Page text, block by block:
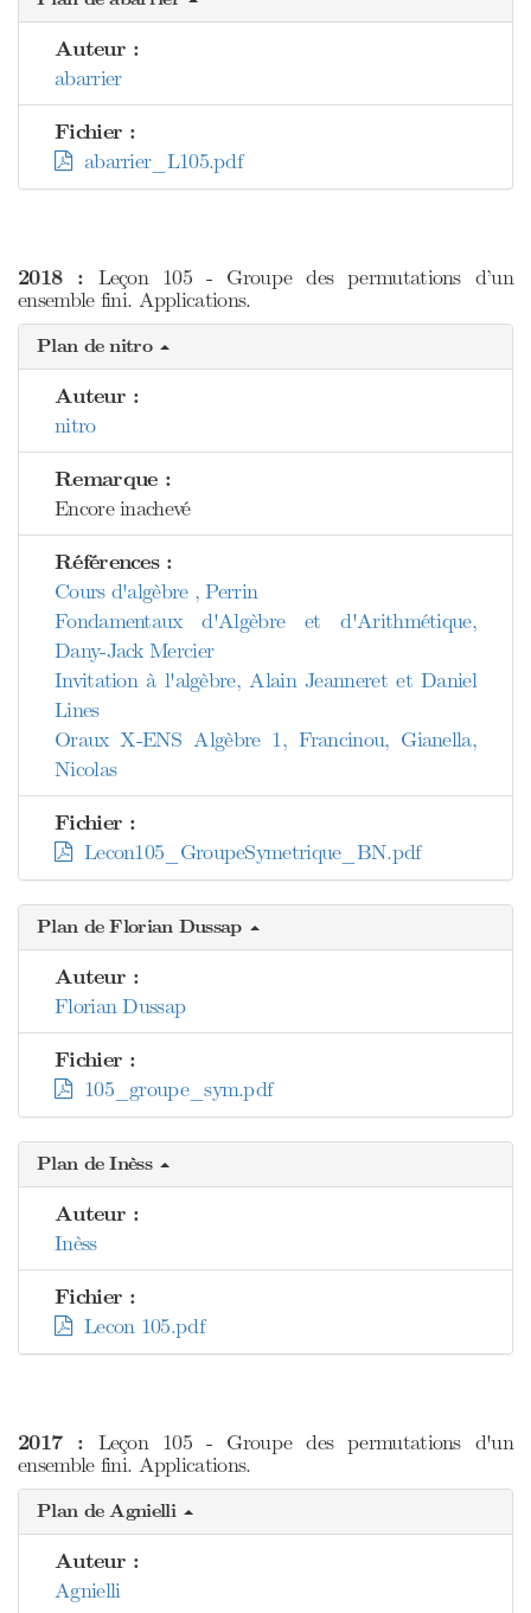
Auteur :
abarrier
Fichier :
abarrier_L105.pdf
2018 : Leçon 105 - Groupe des permutations d’un
ensemble fini. Applications.
Plan de nitro
Auteur :
nitro
Remarque :
Encore inachevé
Références :
Cours d'algèbre , Perrin
Fondamentaux d'Algèbre et d'Arithmétique,
Dany-Jack Mercier
Invitation à l'algèbre, Alain Jeanneret et Daniel
Lines
Oraux X-ENS Algèbre 1, Francinou, Gianella,
Nicolas
Fichier :
Lecon105_GroupeSymetrique_BN.pdf
Plan de Florian Dussap
Auteur :
Florian Dussap
Fichier :
105_groupe_sym.pdf
Plan de Inèss
Auteur :
Inèss
Fichier :
Lecon 105.pdf
2017 : Leçon 105 - Groupe des permutations d'un
ensemble fini. Applications.
Plan de Agnielli
Auteur :
Agnielli